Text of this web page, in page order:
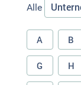
Alle
A B
G H